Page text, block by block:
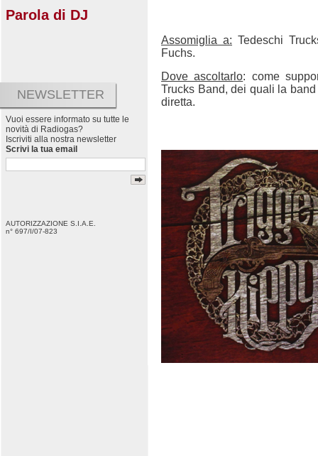
Parola di DJ
NEWSLETTER
Vuoi essere informato su tutte le
novità di Radiogas?
Iscriviti alla nostra newsletter
Scrivi la tua email
AUTORIZZAZIONE S.I.A.E.
n° 697/I/07-823
Assomiglia a: Tedeschi
Fuchs.
Dove ascoltarlo: come
Trucks Band, dei quali la
diretta.